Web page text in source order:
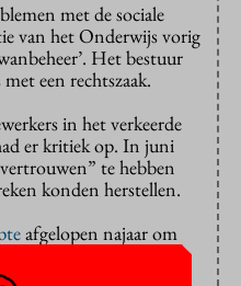
met de sociale
van het Onderwijs vorig
Het bestuur
een rechtszaak.
in het verkeerde
er kritiek op. In juni
te hebben
konden herstellen.
afgelopen najaar om
Nu
voorzitter/rector Tim